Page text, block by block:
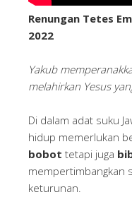
Renungan Tetes
2022
Yakub
melahirkan Yesus
Di dalam adat suku
hidup memerlukan
bobot tetapi juga
mempertimbangkan
keturunan.